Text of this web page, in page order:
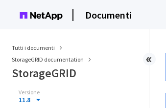
Documenti
Tutti i documenti
StorageGRID documentation
StorageGRID
Versione
11.8